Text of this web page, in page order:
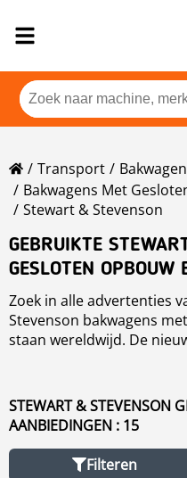
Transport
Bakwagens Met
Stewart & Stevenson
GEBRUIKTE
GESLOTEN OPBOUW
Zoek in alle advertenties
Stevenson bakwagens
staan wereldwijd. De
de sorteer knop klikken
gebruikersuren en land.
STEWART & STEVENSON
AANBIEDINGEN : 15
Filteren